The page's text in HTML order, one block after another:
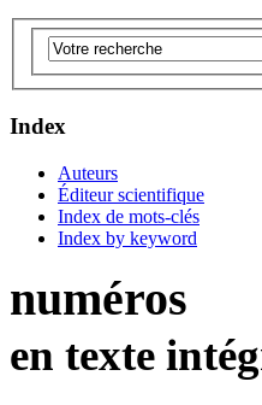
Index
Auteurs
Éditeur scientifique
Index de mots-clés
Index by keyword
numéros
en texte